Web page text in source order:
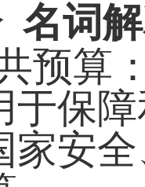
名词
预算
于保
家安